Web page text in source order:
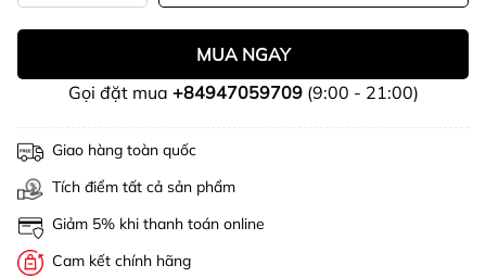
MUA NGAY
Gọi đặt mua +84947059709(9:00 - 21:00)
Giao hàng toàn quốc
Tích điểm tất cả sản phẩm
Giảm 5% khi thanh toán online
Cam kết chính hãng